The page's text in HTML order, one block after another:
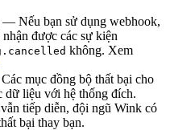
— Nếu bạn sử dụng webhook,
được các sự kiện
không. Xem
mục đồng bộ thất bại cho
dữ liệu với hệ thống đích.
tiếp diễn, đội ngũ Wink có
bại thay bạn.